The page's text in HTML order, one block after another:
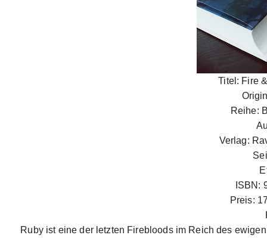
Titel: Fire
Reihe:
Verlag:
ISBN:
Preis:
Ruby ist eine der letzten Firebloods im Reich des